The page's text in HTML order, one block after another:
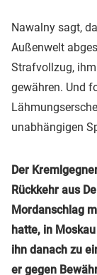
Nawalny sagt,
Außenwelt
Strafvollzug,
gewähren. Und
unabhängigen
Der
Rückkehr aus
Mordanschlag
hatte, in
ihn danach zu
er gegen